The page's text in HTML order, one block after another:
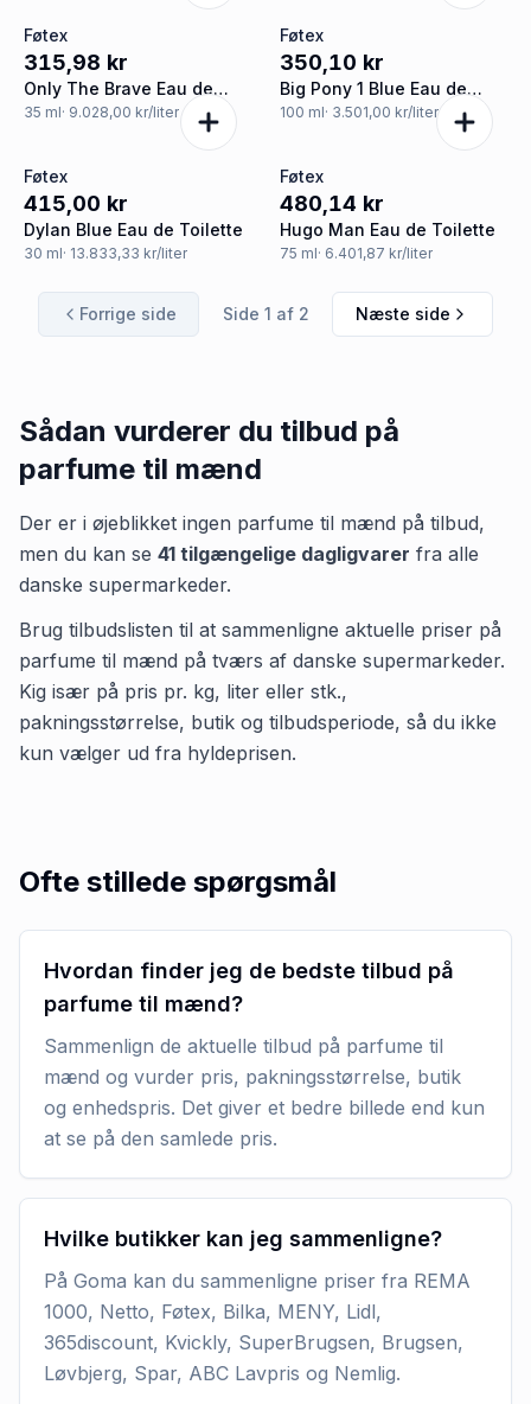
Føtex
315,98 kr
Only The Brave Eau de
Toilette
35 ml· 9.028,00 kr/liter
Føtex
350,10 kr
Big Pony 1 Blue Eau de
Toilette
100 ml· 3.501,00 kr/liter
Føtex
415,00 kr
Dylan Blue Eau de Toilette
30 ml· 13.833,33 kr/liter
Føtex
480,14 kr
Hugo Man Eau de Toilette
75 ml· 6.401,87 kr/liter
Forrige side Side 1 af 2 Næste side
Sådan vurderer du tilbud på
parfume til mænd
Der er i øjeblikket ingen parfume til mænd på tilbud,
men du kan se 41 tilgængelige dagligvarer fra alle
danske supermarkeder.
Brug tilbudslisten til at sammenligne aktuelle priser på
parfume til mænd på tværs af danske supermarkeder.
Kig især på pris pr. kg, liter eller stk.,
pakningsstørrelse, butik og tilbudsperiode, så du ikke
kun vælger ud fra hyldeprisen.
Ofte stillede spørgsmål
Hvordan finder jeg de bedste tilbud på
parfume til mænd?
Sammenlign de aktuelle tilbud på parfume til
mænd og vurder pris, pakningsstørrelse, butik
og enhedspris. Det giver et bedre billede end kun
at se på den samlede pris.
Hvilke butikker kan jeg sammenligne?
På Goma kan du sammenligne priser fra REMA
1000, Netto, Føtex, Bilka, MENY, Lidl,
365discount, Kvickly, SuperBrugsen, Brugsen,
Løvbjerg, Spar, ABC Lavpris og Nemlig.